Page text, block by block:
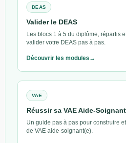
DEAS
Valider le DEAS
Les blocs 1 à 5 du diplôme, répartis
valider votre DEAS pas à pas.
Découvrir les modules
VAE
Réussir sa VAE Aide-
Un guide pas à pas pour construire
de VAE aide-soignant(e).